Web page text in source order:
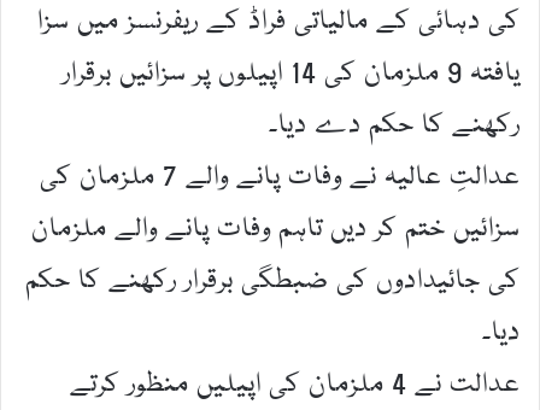
کی دہائی کے مالیاتی فراڈ کے ریفرنسز میں سزا
یافتہ 9 ملزمان کی 14 اپیلوں پر سزائیں برقرار
رکھنے کا حکم دے دیا۔
عدالتِ عالیہ نے وفات پانے والے 7 ملزمان کی
سزائیں ختم کر دیں تاہم وفات پانے والے ملزمان
کی جائیدادوں کی ضبطگی برقرار رکھنے کا حکم
دیا۔
عدالت نے 4 ملزمان کی اپیلیں منظور کرتے